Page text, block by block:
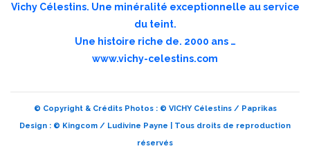
Vichy Célestins. Une minéralité exceptionnelle au service
du teint.
Une histoire riche de. 2000 ans …
www.vichy-celestins.com
© Copyright & Crédits Photos : © VICHY Célestins / Paprikas
Design : © Kingcom / Ludivine Payne | Tous droits de reproduction
réservés